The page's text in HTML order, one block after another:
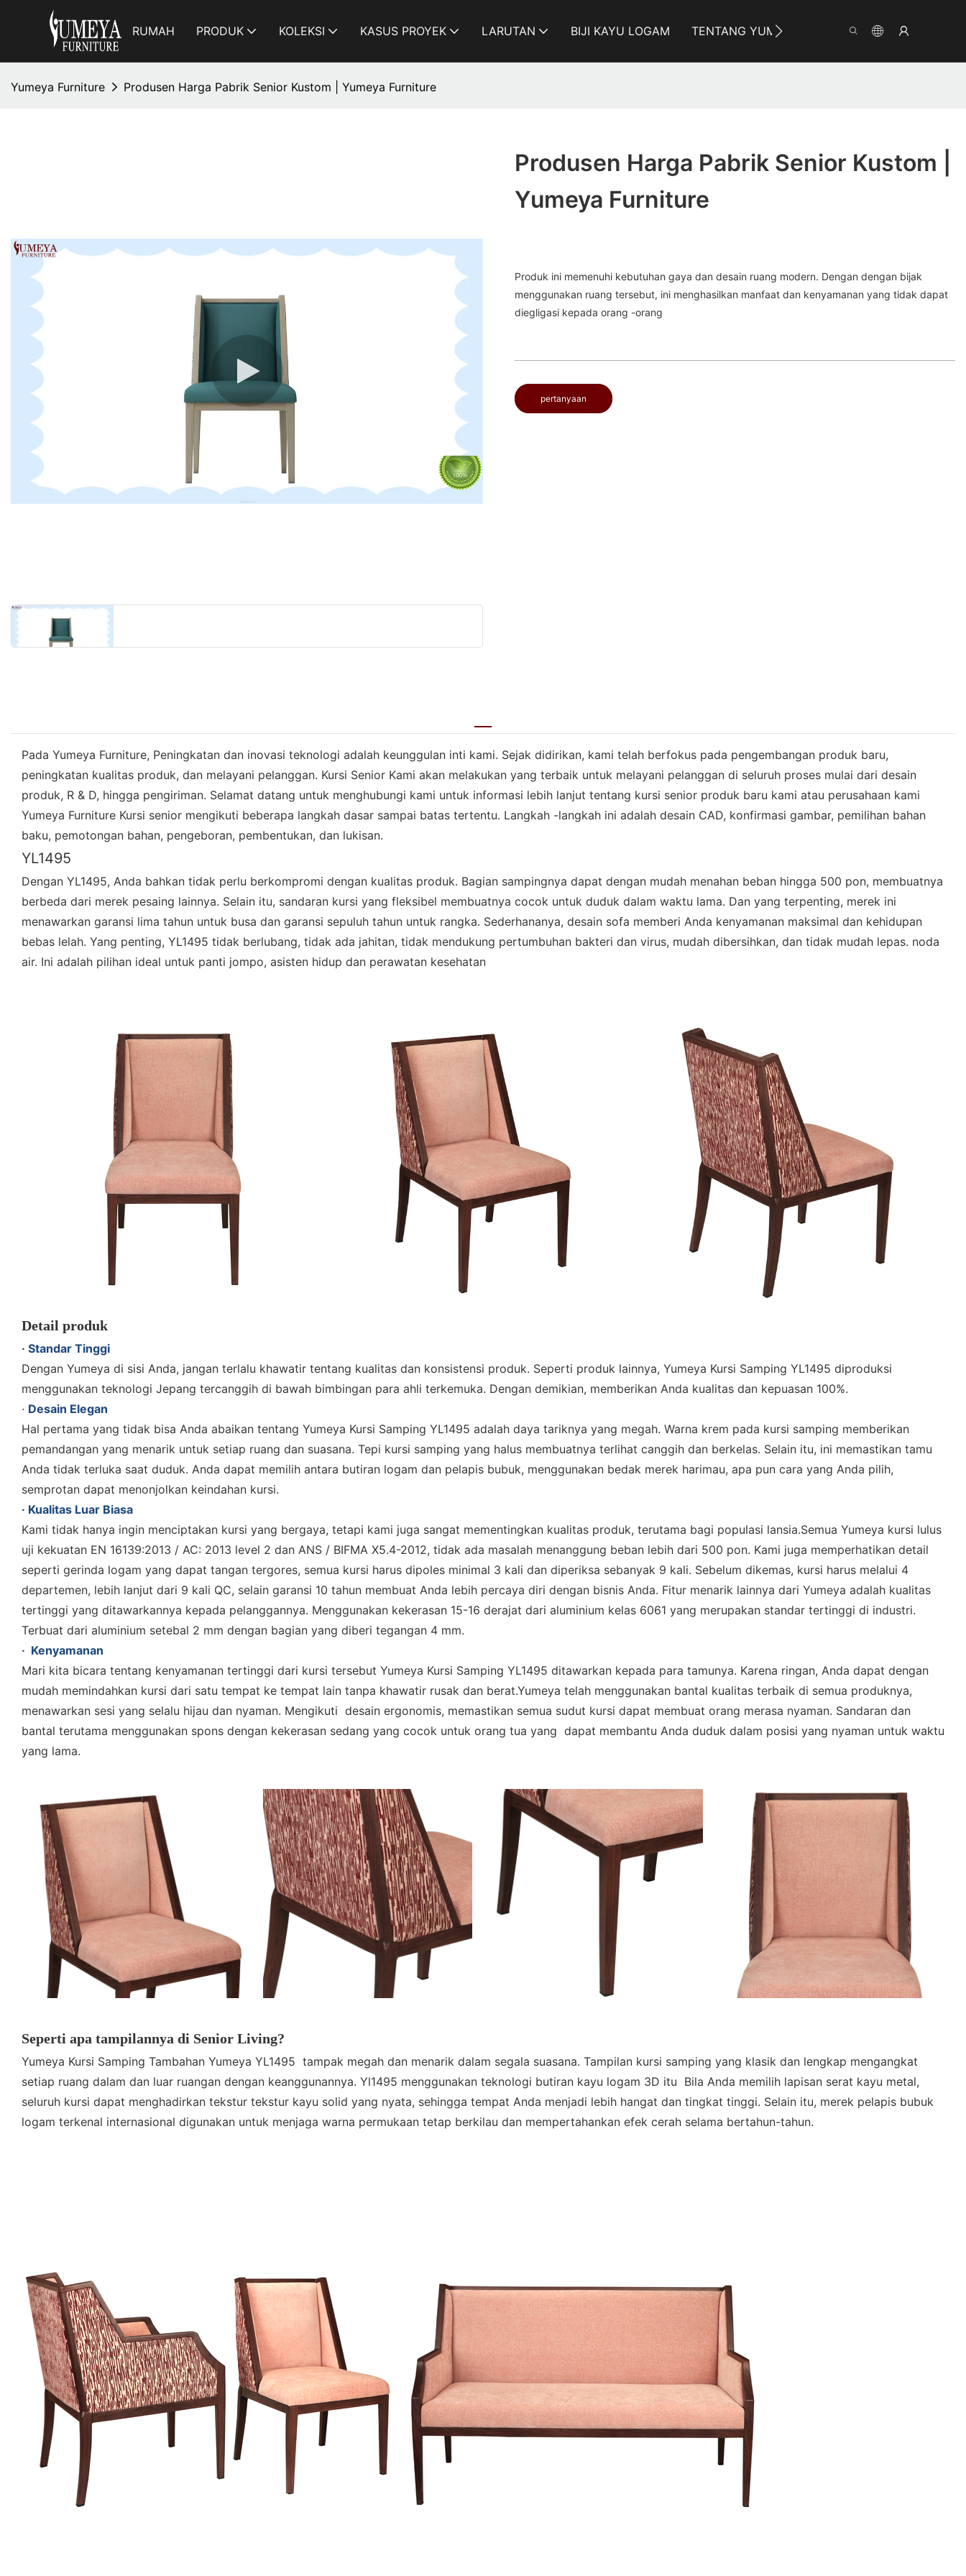
RUMAH PRODUK KOLEKSI KASUS PROYEK LARUTAN BIJI KAYU LOGAM TENTANG YUMEYA INFORMASI
Yumeya Furniture Produsen Harga Pabrik Senior Kustom | Yumeya Furniture
Produsen Harga Pabrik Senior Kustom |
Yumeya Furniture
Produk ini memenuhi kebutuhan gaya dan desain ruang modern. Dengan dengan bijak
menggunakan ruang tersebut, ini menghasilkan manfaat dan kenyamanan yang tidak dapat
diegligasi kepada orang -orang
pertanyaan
Pada Yumeya Furniture, Peningkatan dan inovasi teknologi adalah keunggulan inti kami. Sejak didirikan, kami telah berfokus pada pengembangan produk baru,
peningkatan kualitas produk, dan melayani pelanggan. Kursi Senior Kami akan melakukan yang terbaik untuk melayani pelanggan di seluruh proses mulai dari desain
produk, R & D, hingga pengiriman. Selamat datang untuk menghubungi kami untuk informasi lebih lanjut tentang kursi senior produk baru kami atau perusahaan kami
Yumeya Furniture Kursi senior mengikuti beberapa langkah dasar sampai batas tertentu. Langkah -langkah ini adalah desain CAD, konfirmasi gambar, pemilihan bahan
baku, pemotongan bahan, pengeboran, pembentukan, dan lukisan.
YL1495
Dengan YL1495, Anda bahkan tidak perlu berkompromi dengan kualitas produk. Bagian sampingnya dapat dengan mudah menahan beban hingga 500 pon, membuatnya
berbeda dari merek pesaing lainnya. Selain itu, sandaran kursi yang fleksibel membuatnya cocok untuk duduk dalam waktu lama. Dan yang terpenting, merek ini
menawarkan garansi lima tahun untuk busa dan garansi sepuluh tahun untuk rangka. Sederhananya, desain sofa memberi Anda kenyamanan maksimal dan kehidupan
bebas lelah. Yang penting, YL1495 tidak berlubang, tidak ada jahitan, tidak mendukung pertumbuhan bakteri dan virus, mudah dibersihkan, dan tidak mudah lepas. noda
air. Ini adalah pilihan ideal untuk panti jompo, asisten hidup dan perawatan kesehatan
Detail produk
· Standar Tinggi
Dengan Yumeya di sisi Anda, jangan terlalu khawatir tentang kualitas dan konsistensi produk. Seperti produk lainnya, Yumeya Kursi Samping YL1495 diproduksi
menggunakan teknologi Jepang tercanggih di bawah bimbingan para ahli terkemuka. Dengan demikian, memberikan Anda kualitas dan kepuasan 100%.
· Desain Elegan
Hal pertama yang tidak bisa Anda abaikan tentang Yumeya Kursi Samping YL1495 adalah daya tariknya yang megah. Warna krem ​​​​pada kursi samping memberikan
pemandangan yang menarik untuk setiap ruang dan suasana. Tepi kursi samping yang halus membuatnya terlihat canggih dan berkelas. Selain itu, ini memastikan tamu
Anda tidak terluka saat duduk. Anda dapat memilih antara butiran logam dan pelapis bubuk, menggunakan bedak merek harimau, apa pun cara yang Anda pilih,
semprotan dapat menonjolkan keindahan kursi.
· Kualitas Luar Biasa
Kami tidak hanya ingin menciptakan kursi yang bergaya, tetapi kami juga sangat mementingkan kualitas produk, terutama bagi populasi lansia.Semua Yumeya kursi lulus
uji kekuatan EN 16139:2013 / AC: 2013 level 2 dan ANS / BIFMA X5.4-2012, tidak ada masalah menanggung beban lebih dari 500 pon. Kami juga memperhatikan detail
seperti gerinda logam yang dapat tangan tergores, semua kursi harus dipoles minimal 3 kali dan diperiksa sebanyak 9 kali. Sebelum dikemas, kursi harus melalui 4
departemen, lebih lanjut dari 9 kali QC, selain garansi 10 tahun membuat Anda lebih percaya diri dengan bisnis Anda. Fitur menarik lainnya dari Yumeya adalah kualitas
tertinggi yang ditawarkannya kepada pelanggannya. Menggunakan kekerasan 15-16 derajat dari aluminium kelas 6061 yang merupakan standar tertinggi di industri.
Terbuat dari aluminium setebal 2 mm dengan bagian yang diberi tegangan 4 mm.
· Kenyamanan
Mari kita bicara tentang kenyamanan tertinggi dari kursi tersebut Yumeya Kursi Samping YL1495 ditawarkan kepada para tamunya. Karena ringan, Anda dapat dengan
mudah memindahkan kursi dari satu tempat ke tempat lain tanpa khawatir rusak dan berat.Yumeya telah menggunakan bantal kualitas terbaik di semua produknya,
menawarkan sesi yang selalu hijau dan nyaman. Mengikuti desain ergonomis, memastikan semua sudut kursi dapat membuat orang merasa nyaman. Sandaran dan
bantal terutama menggunakan spons dengan kekerasan sedang yang cocok untuk orang tua yang dapat membantu Anda duduk dalam posisi yang nyaman untuk waktu
yang lama.
Seperti apa tampilannya di Senior Living?
Yumeya Kursi Samping Tambahan Yumeya YL1495 tampak megah dan menarik dalam segala suasana. Tampilan kursi samping yang klasik dan lengkap mengangkat
setiap ruang dalam dan luar ruangan dengan keanggunannya. Yl1495 menggunakan teknologi butiran kayu logam 3D itu Bila Anda memilih lapisan serat kayu metal,
seluruh kursi dapat menghadirkan tekstur tekstur kayu solid yang nyata, sehingga tempat Anda menjadi lebih hangat dan tingkat tinggi. Selain itu, merek pelapis bubuk
logam terkenal internasional digunakan untuk menjaga warna permukaan tetap berkilau dan mempertahankan efek cerah selama bertahun-tahun.